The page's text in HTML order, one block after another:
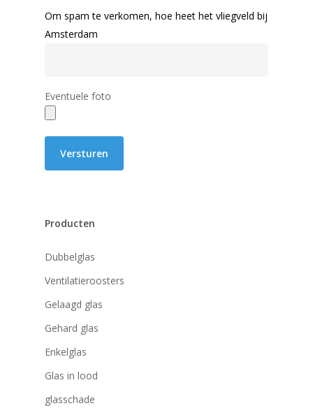
Om spam te verkomen, hoe heet het vliegveld bij
Amsterdam
Eventuele foto
Producten
Dubbelglas
Ventilatieroosters
Gelaagd glas
Gehard glas
Enkelglas
Glas in lood
glasschade